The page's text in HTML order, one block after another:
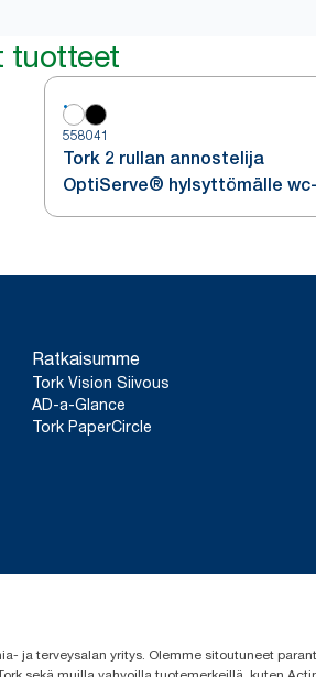
tuotteet
558041
Tork 2 rullan annostelija
OptiServe® hylsyttömälle wc-
paperille
Ratkaisumme
Tork Vision Siivous
AD-a-Glance
Tork PaperCircle
ja terveysalan yritys. Olemme sitoutuneet